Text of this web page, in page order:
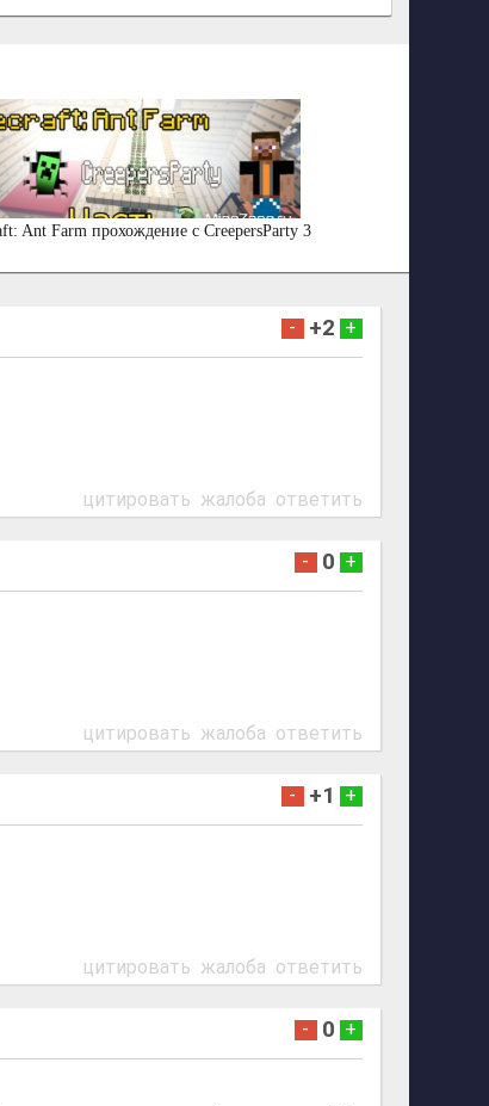
Ant Farm прохождение с CreepersParty 3
- +2 +
цитировать жалоба ответить
- 0 +
цитировать жалоба ответить
- +1 +
цитировать жалоба ответить
- 0 +